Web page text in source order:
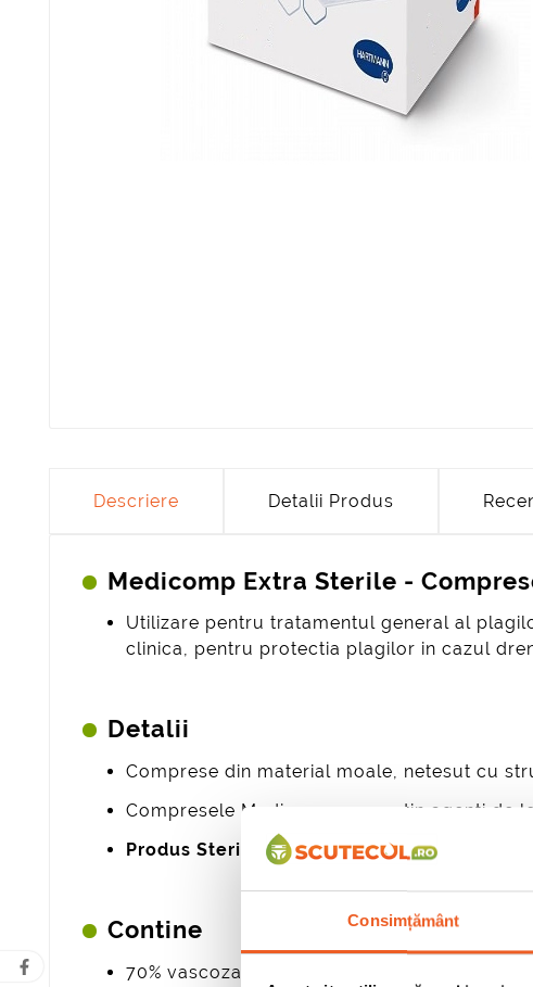
Consimțământ
Descriere Detalii Produs
Medicomp Extra Sterile -
Utilizare pentru tratamentul general al
clinica, pentru protectia plagilor in cazul
Detalii
Comprese din material moale, netesut cu
Compresele Medicomp nu contin agenti de
Produs Steril ambalat individual, ficare
Contine
70% vascoza